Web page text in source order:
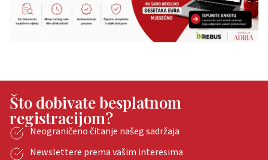
Što dobivate besplatnom
registracijom?
Neograničeno čitanje našeg sadržaja
Newslettere prema vašim interesima